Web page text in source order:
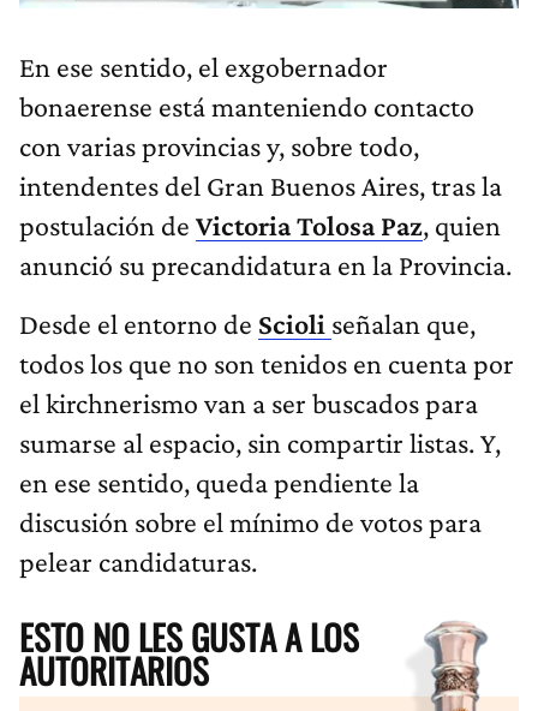
En ese sentido, el exgobernador
bonaerense está manteniendo contacto
con varias provincias y, sobre todo,
intendentes del Gran Buenos Aires, tras la
postulación de Victoria Tolosa Paz, quien
anunció su precandidatura en la Provincia.
Desde el entorno de Scioli señalan que,
todos los que no son tenidos en cuenta por
el kirchnerismo van a ser buscados para
sumarse al espacio, sin compartir listas. Y,
en ese sentido, queda pendiente la
discusión sobre el mínimo de votos para
pelear candidaturas.
ESTO NO LES GUSTA A LOS
AUTORITARIOS